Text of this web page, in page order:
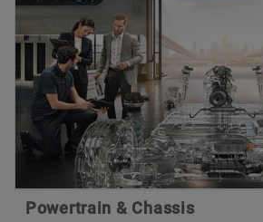
Powertrain & Chassis